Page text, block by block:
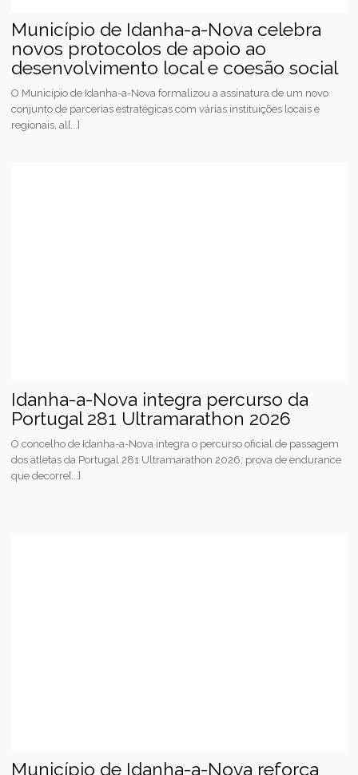
Município de Idanha-a-Nova celebra
novos protocolos de apoio ao
desenvolvimento local e coesão social
O Município de Idanha-a-Nova formalizou a assinatura de um novo
conjunto de parcerias estratégicas com várias instituições locais e
regionais, al[...]
Idanha-a-Nova integra percurso da
Portugal 281 Ultramarathon 2026
O concelho de Idanha-a-Nova integra o percurso oficial de passagem
dos atletas da Portugal 281 Ultramarathon 2026, prova de endurance
que decorre[...]
Município de Idanha-a-Nova reforça